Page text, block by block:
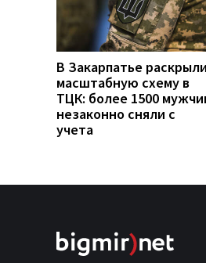
В Закарпатье раскрыли
масштабную схему в
ТЦК: более 1500
незаконно сняли с
учета